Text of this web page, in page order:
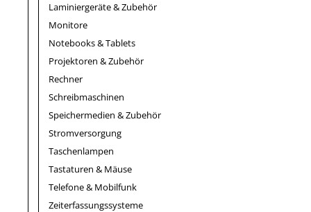
Laminiergeräte & Zubehör
Monitore
Notebooks & Tablets
Projektoren & Zubehör
Rechner
Schreibmaschinen
Speichermedien & Zubehör
Stromversorgung
Taschenlampen
Tastaturen & Mäuse
Telefone & Mobilfunk
Zeiterfassungssysteme